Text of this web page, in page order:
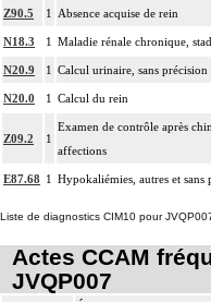
Z90.5 1 Absence acquise de rein
N18.3 1 Maladie rénale chronique,
N20.9 1 Calcul urinaire, sans précision
N20.0 1 Calcul du rein
Z09.2 1
Examen de contrôle après
affections
E87.68 1 Hypokaliémies, autres et sans
Liste de diagnostics CIM10 pour
Actes CCAM
JVQP007